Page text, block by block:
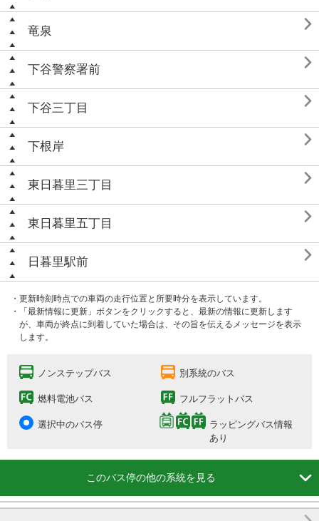
竜泉 
下谷警察署前 
下谷三丁目 
下根岸 
東日暮里三丁目 
東日暮里五丁目 
日暮里駅前 
・更新時刻時点での車両の走行位置と所要時分を表示しています。
・「最新情報に更新」ボタンをクリックすると、最新の情報に更新します
が、車両が終点に到着していた場合は、その旨を伝えるメッセージを表示
します。
ノンステップバス 別系統のバス
燃料電池バス フルフラットバス
選択中のバス停
ラッピングバス情報
あり
このバス停の他の系統を見る
